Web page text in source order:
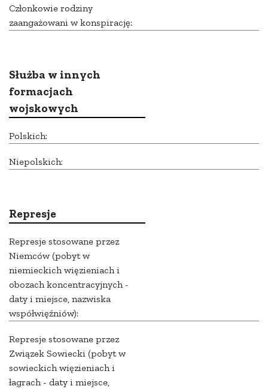
Członkowie rodziny
zaangażowani w konspirację:
Służba w innych
formacjach
wojskowych
Polskich:
Niepolskich:
Represje
Represje stosowane przez
Niemców (pobyt w
niemieckich więzieniach i
obozach koncentracyjnych -
daty i miejsce, nazwiska
współwięźniów):
Represje stosowane przez
Związek Sowiecki (pobyt w
sowieckich więzieniach i
łagrach - daty i miejsce,